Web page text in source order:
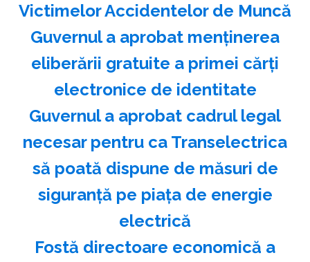
Victimelor Accidentelor de Muncă
Guvernul a aprobat menţinerea
eliberării gratuite a primei cărţi
electronice de identitate
Guvernul a aprobat cadrul legal
necesar pentru ca Transelectrica
să poată dispune de măsuri de
siguranţă pe piaţa de energie
electrică
Fostă directoare economică a